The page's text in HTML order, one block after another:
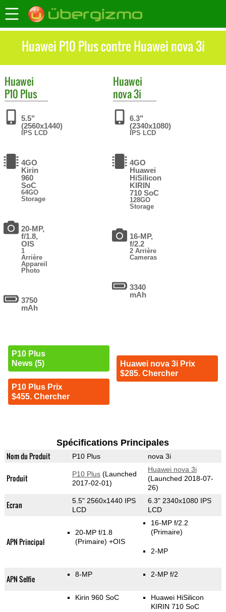
Huawei P10 Plus contre Huawei nova 3i
Huawei
P10 Plus
5.5"
(2560x1440)
IPS LCD
4GO
Kirin
960
SoC
64GO
Storage
20-MP,
f/1.8,
OIS
1
Arrière
Appareil
Photo
3750
mAh
P10 Plus
News (5)
P10 Plus Prix
$455. Chercher
Huawei
nova 3i
6.3"
(2340x1080)
IPS LCD
4GO
Huawei
HiSilicon
KIRIN
710 SoC
128GO
Storage
16-MP,
f/2.2
2 Arrière
Cameras
3340
mAh
Huawei nova 3i Prix
$285. Chercher
Spécifications Principales
Nom du Produit P10 Plus nova 3i
Produit P10 Plus(Launched
2017-02-01)
Huawei nova 3i
(Launched 2018-07-
26)
Ecran
5.5" 2560x1440 IPS
LCD
6.3" 2340x1080 IPS
LCD
APN Principal
20-MP f/1.8
(Primaire) +OIS
16-MP f/2.2
(Primaire)
2-MP
APN Selfie 8-MP 2-MP f/2
Kirin 960 SoC
Huawei HiSilicon
KIRIN 710 SoC